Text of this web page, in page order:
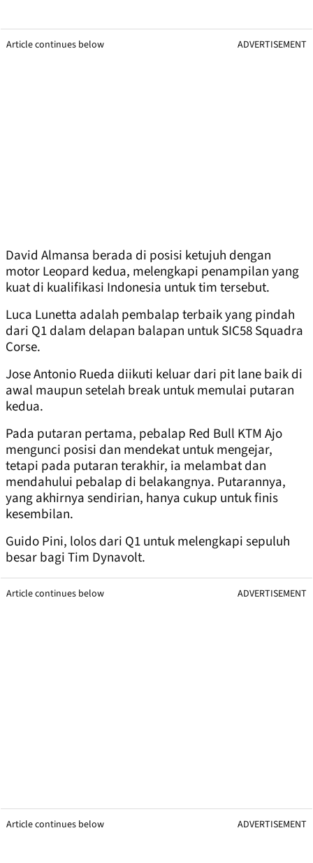
Article continues below ADVERTISEMENT
David Almansa berada di posisi ketujuh dengan
motor Leopard kedua, melengkapi penampilan yang
kuat di kualifikasi Indonesia untuk tim tersebut.
Luca Lunetta adalah pembalap terbaik yang pindah
dari Q1 dalam delapan balapan untuk SIC58 Squadra
Corse.
Jose Antonio Rueda diikuti keluar dari pit lane baik di
awal maupun setelah break untuk memulai putaran
kedua.
Pada putaran pertama, pebalap Red Bull KTM Ajo
mengunci posisi dan mendekat untuk mengejar,
tetapi pada putaran terakhir, ia melambat dan
mendahului pebalap di belakangnya. Putarannya,
yang akhirnya sendirian, hanya cukup untuk finis
kesembilan.
Guido Pini, lolos dari Q1 untuk melengkapi sepuluh
besar bagi Tim Dynavolt.
Article continues below ADVERTISEMENT
Article continues below ADVERTISEMENT